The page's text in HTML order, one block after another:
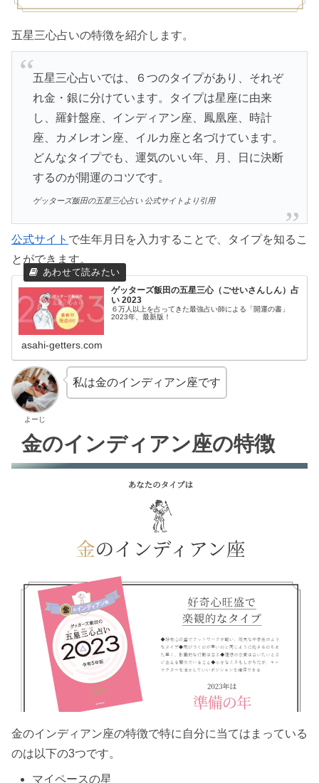
五星三心占いの特徴を紹介します。
五星三心占いでは、６つのタイプがあり、それぞ
れ金・銀に分けています。タイプは星座に由来
し、羅針盤座、インディアン座、鳳凰座、時計
座、カメレオン座、イルカ座と名づけています。
どんなタイプでも、運気のいい年、月、日に決断
するのが開運のコツです。
ゲッターズ飯田の五星三心占い 公式サイトより引用
公式サイト で生年月日を入力することで、タイプを知るこ
とができます。
ゲッターズ飯田の五星三心（ごせいさんしん）占
い 2023
６万人以上を占ってきた最強占い師による「開運の書」
2023年、最新版！
asahi-getters.com
よーじ
私は金のインディアン座です
金のインディアン座の特徴
金のインディアン座の特徴で特に自分に当てはまっている
のは以下の3つです。
マイペースの星